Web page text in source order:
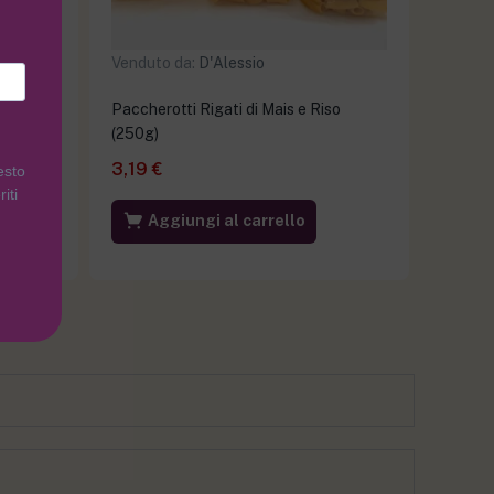
Venduto da: D'Alessio
Paccherotti Rigati di Mais e Riso
(250g)
3,19 €
Aggiungi al carrello